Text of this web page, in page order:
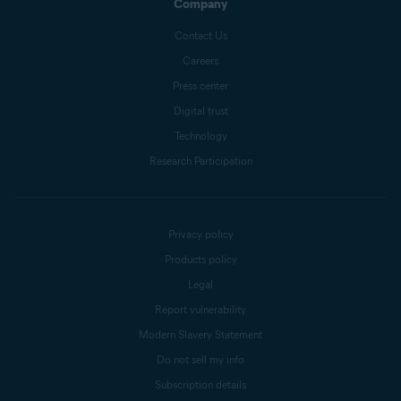
Company
Contact Us
Careers
Press center
Digital trust
Technology
Research Participation
Privacy policy
Products policy
Legal
Report vulnerability
Modern Slavery Statement
Do not sell my info
Subscription details